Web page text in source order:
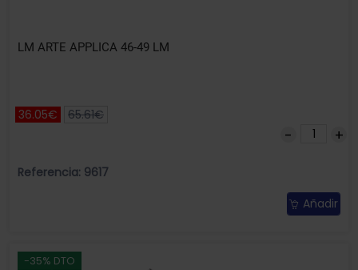
LM ARTE APPLICA 46-49 LM
36.05€ 65.61€
Referencia: 9617
Añadir
-35% DTO